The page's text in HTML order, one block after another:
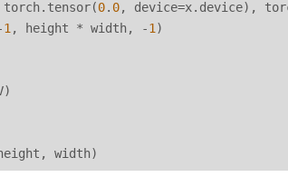
0. 0, device=x.device),
1 , height * width, -1 )